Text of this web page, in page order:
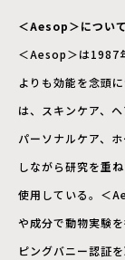
＜Aesop＞について
＜Aesop＞は1987
よりも効能を念頭
は、スキンケア、
パーソナルケア、
しながら研究を重
使用している。＜
や成分で動物実験
ピングバニー認証